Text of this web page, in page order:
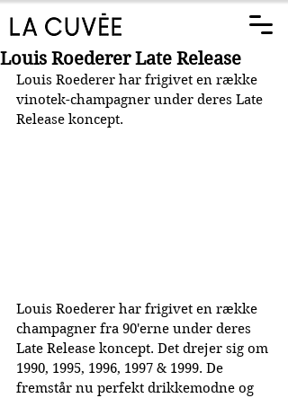
Louis Roederer Late Release
Louis Roederer har frigivet en række
vinotek-champagner under deres Late
Release koncept.
Louis Roederer har frigivet en række
champagner fra 90'erne under deres
Late Release koncept. Det drejer sig om
1990, 1995, 1996, 1997 & 1999. De
fremstår nu perfekt drikkemodne og